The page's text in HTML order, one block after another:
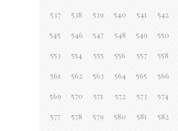
537 538 539 540 541 542
545 546 547 548 549 550
553 554 555 556 557 558
561 562 563 564 565 566
569 570 571 572 573 574
577 578 579 580 581 582